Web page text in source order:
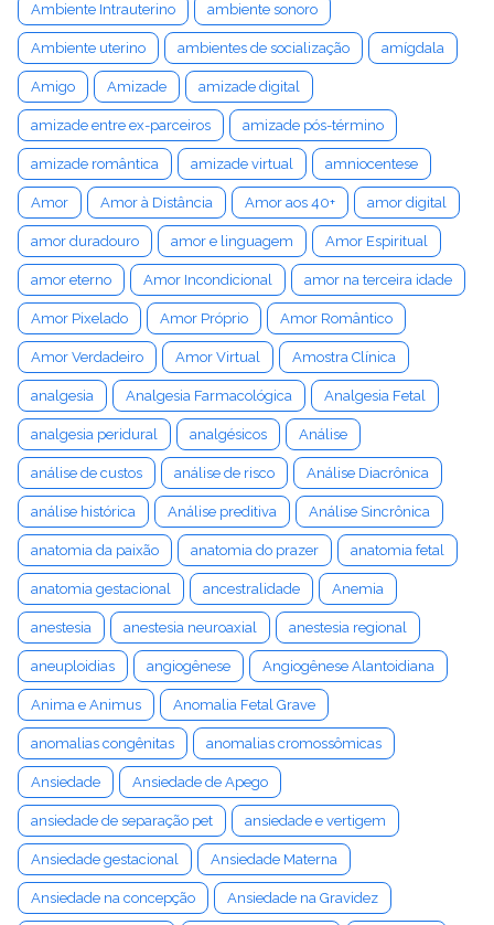
Ambiente Intrauterino ambiente sonoro
Ambiente uterino ambientes de socialização amígdala
Amigo Amizade amizade digital
amizade entre ex-parceiros amizade pós-término
amizade romântica amizade virtual amniocentese
Amor Amor à Distância Amor aos 40+ amor digital
amor duradouro amor e linguagem Amor Espiritual
amor eterno Amor Incondicional amor na terceira idade
Amor Pixelado Amor Próprio Amor Romântico
Amor Verdadeiro Amor Virtual Amostra Clínica
analgesia Analgesia Farmacológica Analgesia Fetal
analgesia peridural analgésicos Análise
análise de custos análise de risco Análise Diacrônica
análise histórica Análise preditiva Análise Sincrônica
anatomia da paixão anatomia do prazer anatomia fetal
anatomia gestacional ancestralidade Anemia
anestesia anestesia neuroaxial anestesia regional
aneuploidias angiogênese Angiogênese Alantoidiana
Anima e Animus Anomalia Fetal Grave
anomalias congênitas anomalias cromossômicas
Ansiedade Ansiedade de Apego
ansiedade de separação pet ansiedade e vertigem
Ansiedade gestacional Ansiedade Materna
Ansiedade na concepção Ansiedade na Gravidez